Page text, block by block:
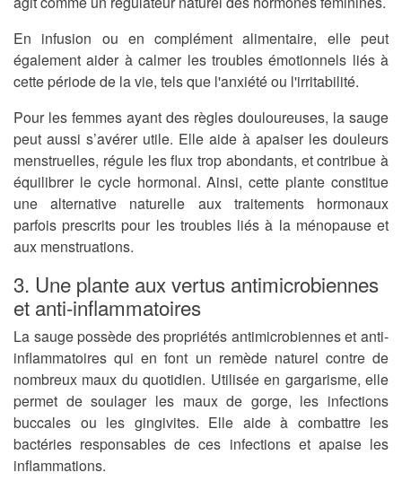
En infusion ou en complément alimentaire, elle peut
également aider à calmer les troubles émotionnels liés à
cette période de la vie, tels que l'anxiété ou l'irritabilité.
Pour les femmes ayant des règles douloureuses, la sauge
peut aussi s’avérer utile. Elle aide à apaiser les douleurs
menstruelles, régule les flux trop abondants, et contribue à
équilibrer le cycle hormonal. Ainsi, cette plante constitue
une alternative naturelle aux traitements hormonaux
parfois prescrits pour les troubles liés à la ménopause et
aux menstruations.
3. Une plante aux vertus antimicrobiennes
et anti-inflammatoires
La sauge possède des propriétés antimicrobiennes et anti-
inflammatoires qui en font un remède naturel contre de
nombreux maux du quotidien. Utilisée en gargarisme, elle
permet de soulager les maux de gorge, les infections
buccales ou les gingivites. Elle aide à combattre les
bactéries responsables de ces infections et apaise les
inflammations.